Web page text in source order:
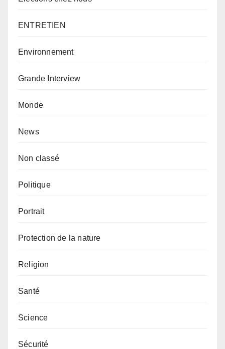
ENTRETIEN
Environnement
Grande Interview
Monde
News
Non classé
Politique
Portrait
Protection de la nature
Religion
Santé
Science
Sécurité